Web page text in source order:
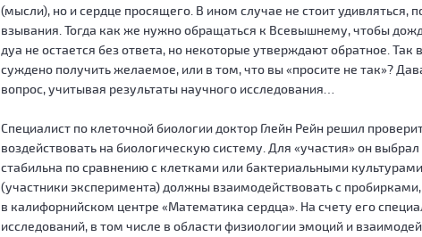
(мысли), но и сердце просящего. В ином случае не стоит
взывания. Тогда как же нужно обращаться к Всевышнему, чтобы
дуа не остается без ответа, но некоторые утверждают обратное.
суждено получить желаемое, или в том, что вы «просите не так»?
вопрос, учитывая результаты научного исследования…
Специалист по клеточной биологии доктор Глейн Рейн решил
воздействовать на биологическую систему. Для «участия» он
стабильна по сравнению с клетками или бактериальными
(участники эксперимента) должны взаимодействовать с
в калифорнийском центре «Математика сердца». На счету его
исследований, в том числе в области физиологии эмоций и